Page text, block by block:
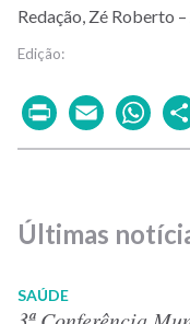
Redação, Zé Roberto
Print
Últimas
SAÚDE